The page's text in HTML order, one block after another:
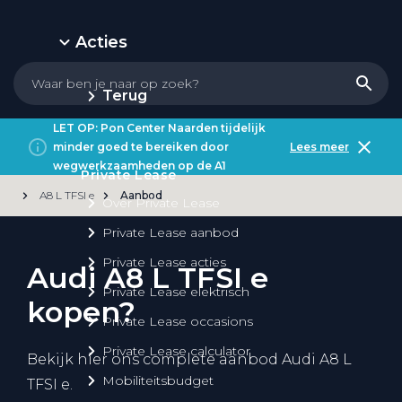
Acties
Terug
Private Lease
Over Private Lease
Private Lease aanbod
Private Lease acties
Private Lease elektrisch
Private Lease occasions
Private Lease calculator
Mobiliteitsbudget
LET OP: Pon Center Naarden tijdelijk
minder goed te bereiken door
wegwerkzaamheden op de A1
Lees meer
A8 L TFSI e Aanbod
Audi A8 L TFSI e
kopen?
Bekijk hier ons complete aanbod Audi A8 L
TFSI e.